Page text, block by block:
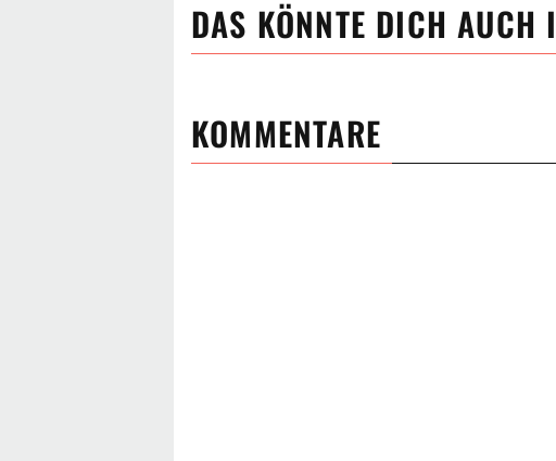
DAS KÖNNTE DICH AUCH
KOMMENTARE